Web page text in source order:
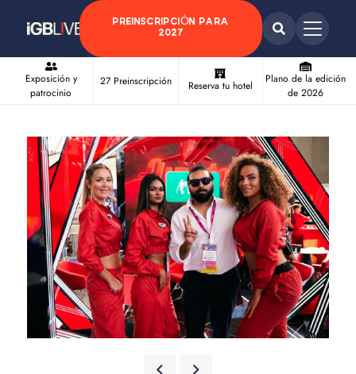
PREINSCRIPCIÓN PARA
2027
Exposición y
patrocinio
27 Preinscripción Reserva tu hotel
Plano de la edición
de 2026